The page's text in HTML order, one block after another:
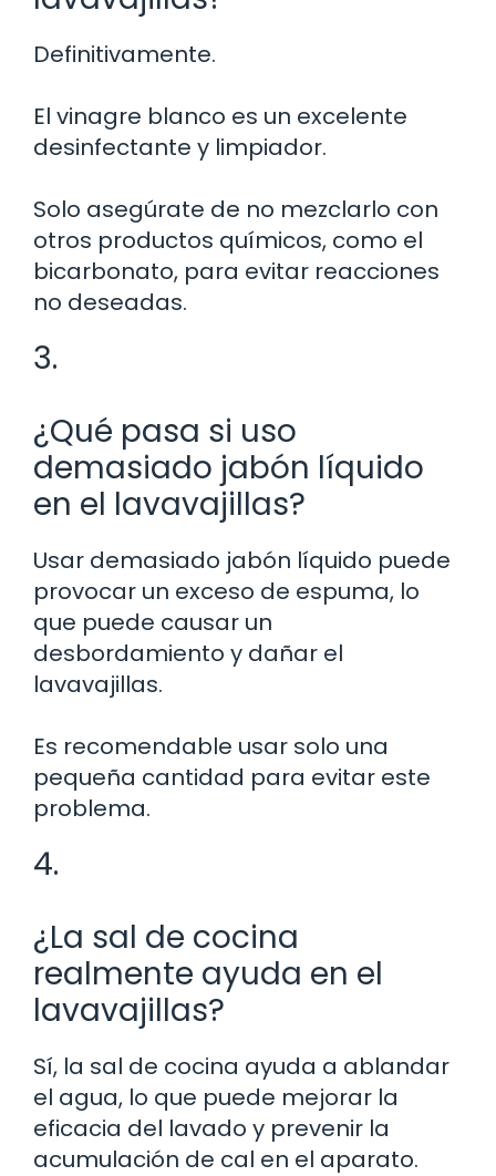
Definitivamente.
El vinagre blanco es un excelente
desinfectante y limpiador.
Solo asegúrate de no mezclarlo con
otros productos químicos, como el
bicarbonato, para evitar reacciones
no deseadas.
3.
¿Qué pasa si uso
demasiado jabón líquido
en el lavavajillas?
Usar demasiado jabón líquido puede
provocar un exceso de espuma, lo
que puede causar un
desbordamiento y dañar el
lavavajillas.
Es recomendable usar solo una
pequeña cantidad para evitar este
problema.
4.
¿La sal de cocina
realmente ayuda en el
lavavajillas?
Sí, la sal de cocina ayuda a ablandar
el agua, lo que puede mejorar la
eficacia del lavado y prevenir la
acumulación de cal en el aparato.